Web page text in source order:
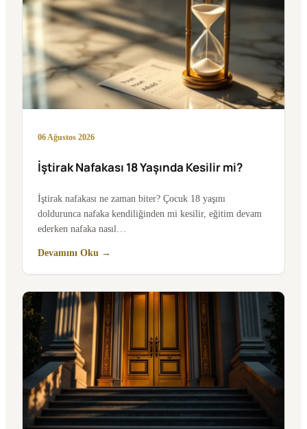
06 Ağustos 2026
İştirak Nafakası 18 Yaşında Kesilir mi?
İştirak nafakası ne zaman biter? Çocuk 18 yaşını
doldurunca nafaka kendiliğinden mi kesilir, eğitim devam
ederken nafaka nasıl…
Devamını Oku →